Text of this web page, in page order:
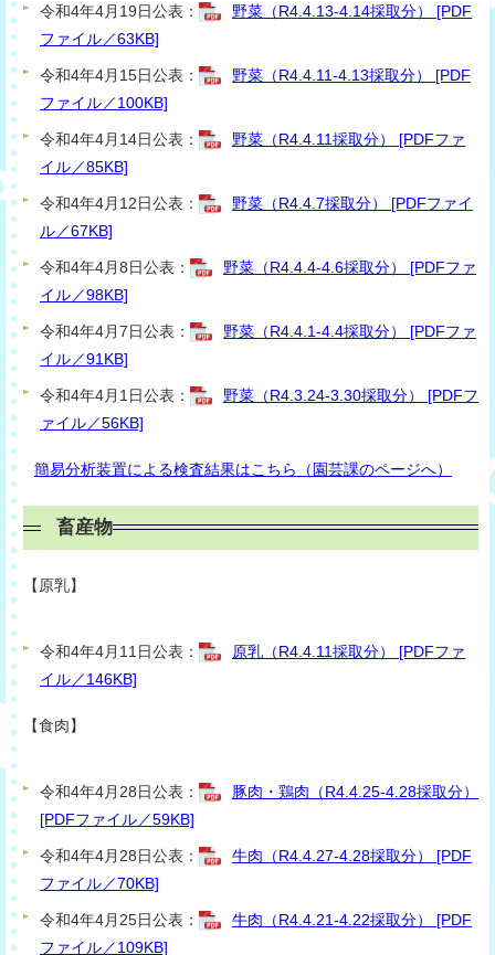
令和4年4月19日公表：
野菜（R4.4.13-4.14採取分） [PDF
ファイル／63KB]
令和4年4月15日公表：
野菜（R4.4.11-4.13採取分） [PDF
ファイル／100KB]
令和4年4月14日公表：
野菜（R4.4.11採取分） [PDFファ
イル／85KB]
令和4年4月12日公表：
野菜（R4.4.7採取分） [PDFファイ
ル／67KB]
令和4年4月8日公表：
野菜（R4.4.4-4.6採取分） [PDFファ
イル／98KB]
令和4年4月7日公表：
野菜（R4.4.1-4.4採取分） [PDFファ
イル／91KB]
令和4年4月1日公表：
野菜（R4.3.24-3.30採取分） [PDFフ
ァイル／56KB]
簡易分析装置による検査結果はこちら（園芸課のページへ）
畜産物
【原乳】
令和4年4月11日公表：
原乳（R4.4.11採取分） [PDFファ
イル／146KB]
【食肉】
令和4年4月28日公表：
豚肉・鶏肉（R4.4.25-4.28採取分）
[PDFファイル／59KB]
令和4年4月28日公表：
牛肉（R4.4.27-4.28採取分） [PDF
ファイル／70KB]
令和4年4月25日公表：
牛肉（R4.4.21-4.22採取分） [PDF
ファイル／109KB]